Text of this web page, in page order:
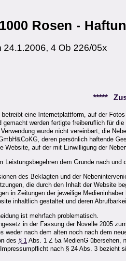
Rosen -
24.1.2006, 4 Ob 226/05x
*****
betreibt eine Internetplattform, auf der
gemacht werden fertigte freiberuflich für
wurde nicht vereinbart, die
deren persönlich haftende
Website, auf der mit Einwilligung der
Leistungsbegehren dem Grunde nach
des Beklagten und der
die durch den Inhalt der Website
in Zeitungen der jeweilige
inhaltlich gestaltet und deren
ist mehrfach problematisch.
in der Fassung der Novelle 2005
weder nach dem alten noch nach dem
des § 1 Abs. 1 Z 5a MedienG übersehen,
nach § 24 Abs. 3 bezieht